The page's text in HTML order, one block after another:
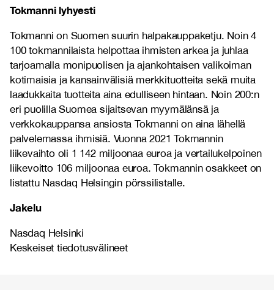
Tokmanni lyhyesti
Tokmanni on Suomen suurin halpakauppaketju. Noin 4
100 tokmannilaista helpottaa ihmisten arkea ja juhlaa
tarjoamalla monipuolisen ja ajankohtaisen valikoiman
kotimaisia ja kansainvälisiä merkkituotteita sekä muita
laadukkaita tuotteita aina edulliseen hintaan. Noin 200:n
eri puolilla Suomea sijaitsevan myymälänsä ja
verkkokauppansa ansiosta Tokmanni on aina lähellä
palvelemassa ihmisiä. Vuonna 2021 Tokmannin
liikevaihto oli 1 142 miljoonaa euroa ja vertailukelpoinen
liikevoitto 106 miljoonaa euroa. Tokmannin osakkeet on
listattu Nasdaq Helsingin pörssilistalle.
Jakelu
Nasdaq Helsinki
Keskeiset tiedotusvälineet